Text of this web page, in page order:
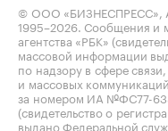
© ООО «БИЗНЕСПРЕСС»,
1995–2026 . Сообщения и
агентства «РБК»
массовой информации
по надзору в сфере
и массовых
за номером ИА №ФС77-
(свидетельство о
выдано Федеральной